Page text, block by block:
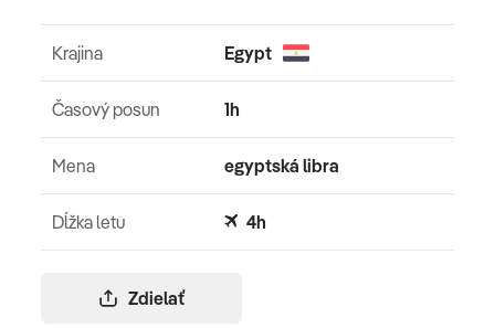
Zdielať
Krajina Egypt
Časový posun 1h
Mena egyptská libra
Dĺžka letu 4h